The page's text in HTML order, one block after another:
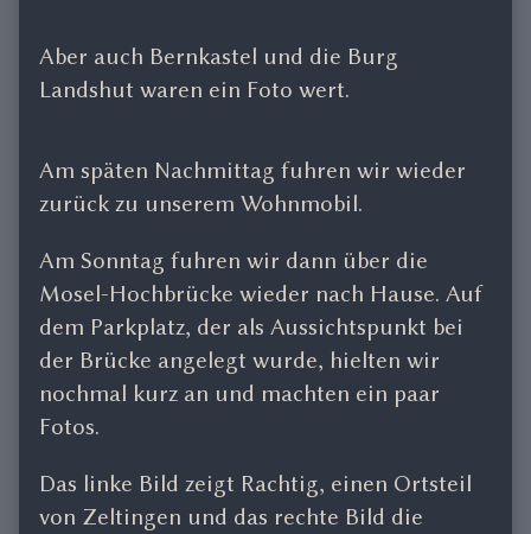
Aber auch Bernkastel und die Burg
Landshut waren ein Foto wert.
Am späten Nachmittag fuhren wir wieder
zurück zu unserem Wohnmobil.
Am Sonntag fuhren wir dann über die
Mosel-Hochbrücke wieder nach Hause. Auf
dem Parkplatz, der als Aussichtspunkt bei
der Brücke angelegt wurde, hielten wir
nochmal kurz an und machten ein paar
Fotos.
Das linke Bild zeigt Rachtig, einen Ortsteil
von Zeltingen und das rechte Bild die